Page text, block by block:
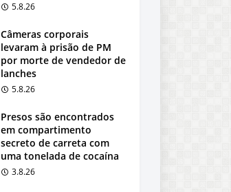
5.8.26
Câmeras corporais
levaram à prisão de PM
por morte de vendedor de
lanches
5.8.26
Presos são encontrados
em compartimento
secreto de carreta com
uma tonelada de cocaína
3.8.26